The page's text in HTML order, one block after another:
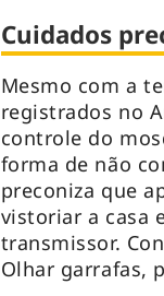
Cuidados
Mesmo com a
registrados no
controle do
forma de não
preconiza que
vistoriar a casa
transmissor.
Olhar garrafas,